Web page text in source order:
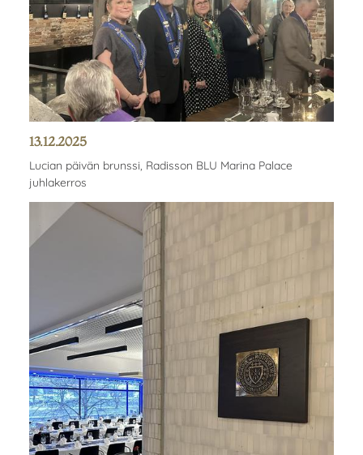
13.12.2025
Lucian päivän brunssi, Radisson BLU Marina Palace
juhlakerros